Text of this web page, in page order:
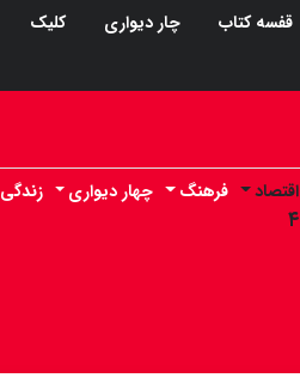
قفسه کتاب چار دیواری کلیک
اقتصاد
۴
فرهنگ چهار دیواری زندگی